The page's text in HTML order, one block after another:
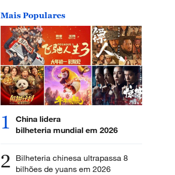
Mais Populares
1
China lidera
bilheteria mundial em 2026
2 Bilheteria chinesa ultrapassa 8
bilhões de yuans em 2026